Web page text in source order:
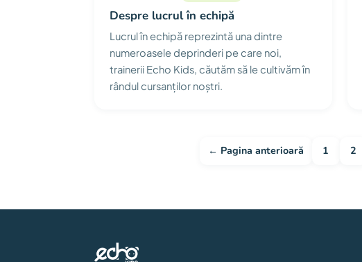
Despre lucrul în echipă
Lucrul în echipă reprezintă una dintre
numeroasele deprinderi pe care noi,
trainerii Echo Kids, căutăm să le cultivăm în
rândul cursanților noștri.
← Pagina anterioară 1 2